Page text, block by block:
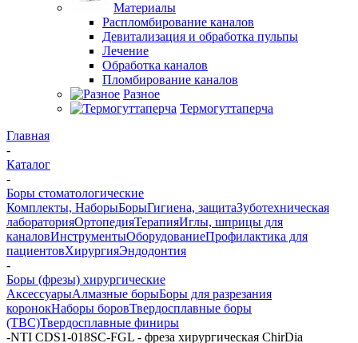
Материалы
Распломбирование каналов
Девитализация и обработка пульпы
Лечение
Обработка каналов
Пломбирование каналов
Разное
Термогуттаперча
Главная
-
Каталог
-
Боры стоматологические
Комплекты, НаборыБорыГигиена, защитаЗуботехническая
лабораторияОртопедияТерапияИглы, шприцы для
каналовИнструментыОборудованиеПрофилактика для
пациентовХирургияЭндодонтия
-
Боры (фрезы) хирургические
АксессуарыАлмазные борыБоры для разрезания
коронокНаборы боровТвердосплавные боры
(ТВС)Твердосплавные финиры
-NTI CDS1-018SC-FGL - фреза хирургическая ChirDia